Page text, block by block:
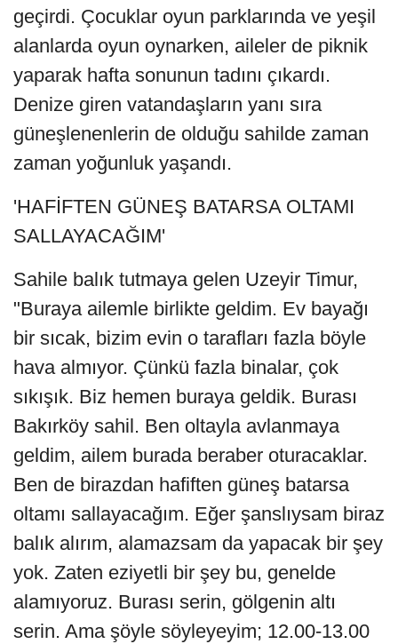
geçirdi. Çocuklar oyun parklarında ve yeşil
alanlarda oyun oynarken, aileler de piknik
yaparak hafta sonunun tadını çıkardı.
Denize giren vatandaşların yanı sıra
güneşlenenlerin de olduğu sahilde zaman
zaman yoğunluk yaşandı.
'HAFİFTEN GÜNEŞ BATARSA OLTAMI
SALLAYACAĞIM'
Sahile balık tutmaya gelen Uzeyir Timur,
"Buraya ailemle birlikte geldim. Ev bayağı
bir sıcak, bizim evin o tarafları fazla böyle
hava almıyor. Çünkü fazla binalar, çok
sıkışık. Biz hemen buraya geldik. Burası
Bakırköy sahil. Ben oltayla avlanmaya
geldim, ailem burada beraber oturacaklar.
Ben de birazdan hafiften güneş batarsa
oltamı sallayacağım. Eğer şanslıysam biraz
balık alırım, alamazsam da yapacak bir şey
yok. Zaten eziyetli bir şey bu, genelde
alamıyoruz. Burası serin, gölgenin altı
serin. Ama şöyle söyleyeyim; 12.00-13.00